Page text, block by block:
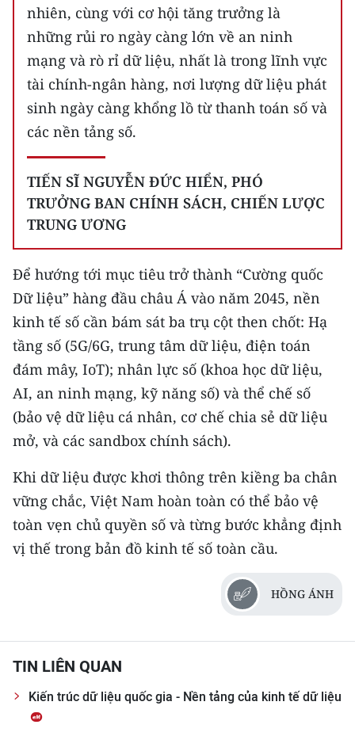
nhiên, cùng với cơ hội tăng trưởng là
những rủi ro ngày càng lớn về an ninh
mạng và rò rỉ dữ liệu, nhất là trong lĩnh vực
tài chính-ngân hàng, nơi lượng dữ liệu phát
sinh ngày càng khổng lồ từ thanh toán số và
các nền tảng số.
TIẾN SĨ NGUYỄN ĐỨC HIỂN, PHÓ
TRƯỞNG BAN CHÍNH SÁCH, CHIẾN LƯỢC
TRUNG ƯƠNG
Để hướng tới mục tiêu trở thành “Cường quốc
Dữ liệu” hàng đầu châu Á vào năm 2045, nền
kinh tế số cần bám sát ba trụ cột then chốt: Hạ
tầng số (5G/6G, trung tâm dữ liệu, điện toán
đám mây, IoT); nhân lực số (khoa học dữ liệu,
AI, an ninh mạng, kỹ năng số) và thể chế số
(bảo vệ dữ liệu cá nhân, cơ chế chia sẻ dữ liệu
mở, và các sandbox chính sách).
Khi dữ liệu được khơi thông trên kiềng ba chân
vững chắc, Việt Nam hoàn toàn có thể bảo vệ
toàn vẹn chủ quyền số và từng bước khẳng định
vị thế trong bản đồ kinh tế số toàn cầu.
HỒNG ÁNH
TIN LIÊN QUAN
Kiến trúc dữ liệu quốc gia - Nền tảng của kinh tế dữ liệu